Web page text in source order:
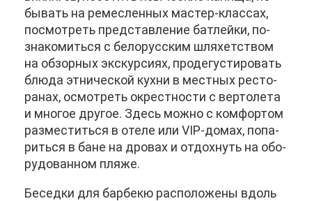
бы­вать на ре­мес­лен­ных ма­стер-клас­сах,
по­смот­реть пред­став­ле­ние бат­лей­ки, по­
зна­ко­мить­ся с бе­ло­рус­ским шля­хет­ством
на об­зор­ных экс­кур­си­ях, про­де­гу­сти­ро­вать
блю­да эт­ни­че­ской кух­ни в мест­ных ре­сто­
ра­нах, осмот­реть окрест­но­сти с вер­то­ле­та
и мно­гое дру­гое. Здесь мож­но с ком­фор­том
раз­ме­стить­ся в оте­ле или VIP-до­мах, по­па­
рить­ся в бане на дро­вах и от­дох­нуть на обо­
ру­до­ван­ном пля­же.
Бе­сед­ки для бар­бекю рас­по­ло­же­ны вдоль